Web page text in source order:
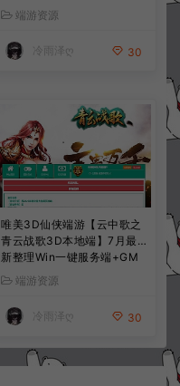
宝阁+在线GM工具+PC客户
端+详细搭建教程
端游资源
冷雨泽ღ 30
唯美3D仙侠端游【云中歌之
青云战歌3D本地端】7月最
新整理Win一键服务端+GM
工具+PC客户端+详细搭建教
端游资源
冷雨泽ღ 30